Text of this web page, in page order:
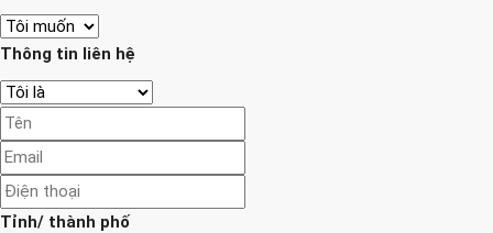
Thông tin liên hệ
Tỉnh/ thành phố